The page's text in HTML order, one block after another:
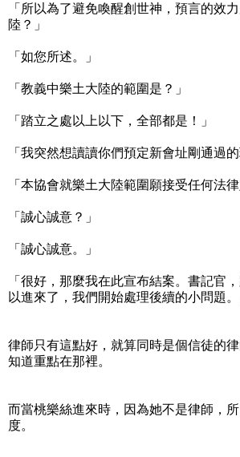
「所以為了避免喚醒創世神，預言的效
陸？」
「如您所述。」
「教義中樂土大陸的範圍是？」
「踏立之處以上以下，全部都是！」
「我突然想讀讀你們預定新會址剛通過的
「本協會就樂土大陸範圍願接受任何法律
「誠心誠意？」
「誠心誠意。」
「很好，那麼我在此宣布結案。書記官
以進來了，我們開始處理後續的小問題。
律師只有這點好，就算同時是個信徒的
知道重點在那裡。
而當桃樂絲進來時，因為她不是律師，
度。